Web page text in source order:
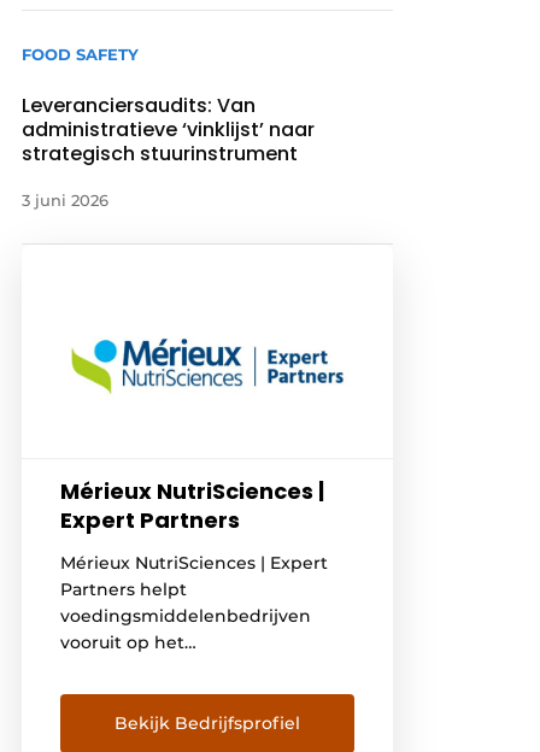
FOOD SAFETY
Leveranciersaudits: Van
administratieve ‘vinklijst’ naar
strategisch stuurinstrument
3 juni 2026
Mérieux NutriSciences |
Expert Partners
Mérieux NutriSciences | Expert
Partners helpt
voedingsmiddelenbedrijven
vooruit op het
voedselveiligheid en
duurzaamheid. Als partner
Bekijk Bedrijfsprofiel